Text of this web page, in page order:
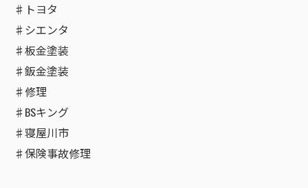
♯トヨタ
♯シエンタ
♯板金塗装
♯鈑金塗装
♯修理
♯BSキング
♯寝屋川市
♯保険事故修理